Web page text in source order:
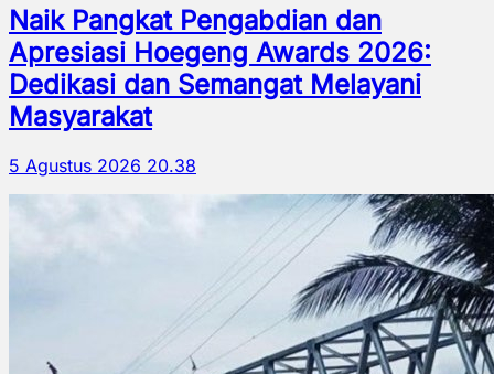
Naik Pangkat Pengabdian dan
Apresiasi Hoegeng Awards 2026:
Dedikasi dan Semangat Melayani
Masyarakat
5 Agustus 2026 20.38